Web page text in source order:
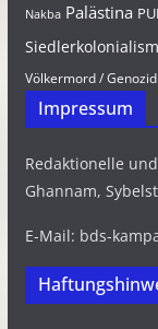
Nakba Palästina
Völkermord / Genozid
Impressum
Redaktionelle
Ghannam,
E-Mail: bds-